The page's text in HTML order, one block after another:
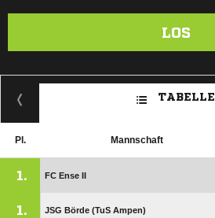
LOS
TABELLE
Pl. Mannschaft
1. FC Ense II
1. JSG Börde (TuS Ampen)